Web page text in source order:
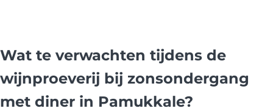
Wat te verwachten tijdens de
wijnproeverij bij zonsondergang
met diner in Pamukkale?